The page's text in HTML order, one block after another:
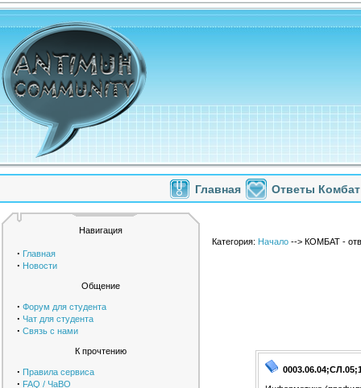
Главная Ответы Комбат
Навигация
· Главная
· Новости
Общение
· Форум для студента
· Чат для студента
· Связь с нами
К прочтению
· Правила сервиса
· FAQ / ЧаВО
Категория: Начало --> КОМБАТ -